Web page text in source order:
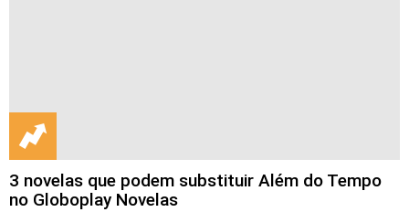
3 novelas que podem substituir Além do Tempo
no Globoplay Novelas